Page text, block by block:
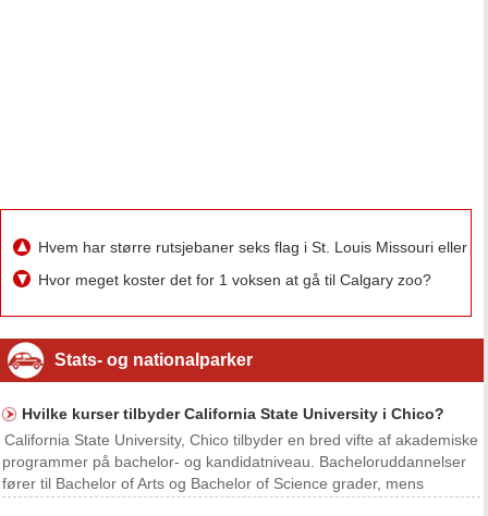
Hvem har større rutsjebaner seks flag i St. Louis Missouri eller
Hvor meget koster det for 1 voksen at gå til Calgary zoo?
Stats- og nationalparker
Hvilke kurser tilbyder California State University i Chico?
California State University, Chico tilbyder en bred vifte af akademiske
programmer på bachelor- og kandidatniveau. Bacheloruddannelser
fører til Bachelor of Arts og Bachelor of Science grader, mens